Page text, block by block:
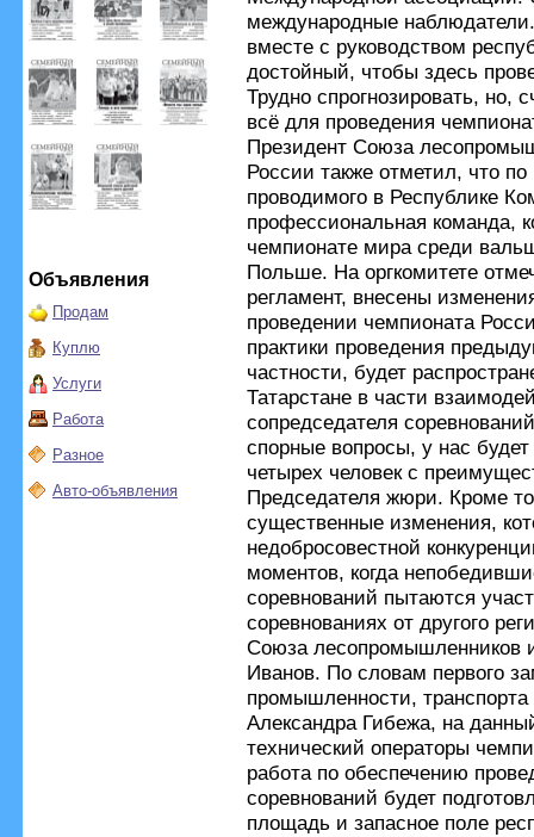
Объявления
Продам
Куплю
Услуги
Работа
Разное
Авто-объявления
международные
вместе с руководством
достойный, чтобы здесь
Трудно спрогнозировать, но,
всё для проведения
Президент Союза
России также отметил, что
проводимого в Республике
профессиональная команда,
чемпионате мира среди
Польше. На оргкомитете
регламент, внесены
проведении чемпионата
практики проведения
частности, будет
Татарстане в части
сопредседателя
спорные вопросы, у нас
четырех человек с
Председателя жюри. Кроме
существенные изменения,
недобросовестной
моментов, когда
соревнований пытаются
соревнованиях от другого
Союза лесопромышленников
Иванов. По словам первого
промышленности,
Александра Гибежа, на
технический операторы
работа по обеспечению
соревнований будет
площадь и запасное поле